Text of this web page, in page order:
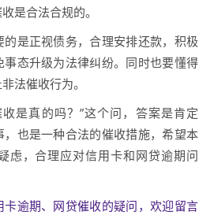
是合法合规的。
是正视债务，合理安排还款，积极
态升级为法律纠纷。同时也要懂得
法催收行为。
是真的吗？”这个问，答案是肯定
也是一种合法的催收措施，希望本
虑，合理应对信用卡和网贷逾期问
逾期、网贷催收的疑问，欢迎留言